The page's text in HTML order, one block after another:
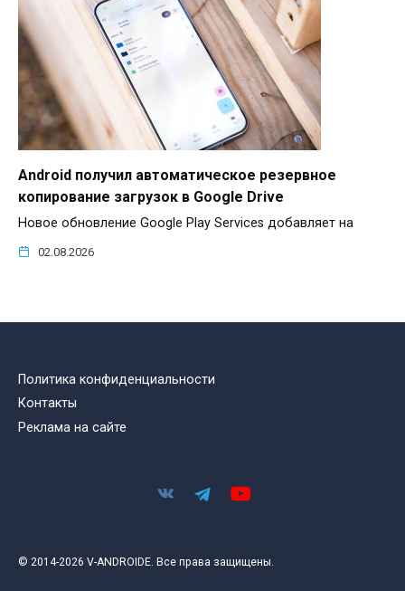
Android получил автоматическое резервное
копирование загрузок в Google Drive
Новое обновление Google Play Services добавляет на
02.08.2026
Политика конфиденциальности
Контакты
Реклама на сайте
© 2014-2026 V-ANDROIDE. Все права защищены.